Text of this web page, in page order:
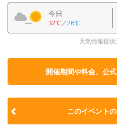
今日
32℃／26℃
天気情報提
開催期間や料金、公
このイベント